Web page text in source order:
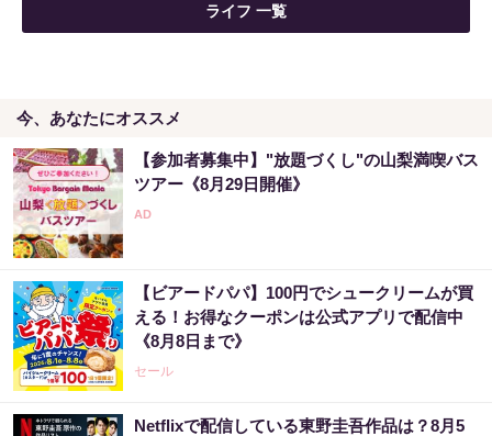
ライフ 一覧
今、あなたにオススメ
【参加者募集中】"放題づくし"の山梨満喫バス
ツアー《8月29日開催》
【ビアードパパ】100円でシュークリームが買
える！お得なクーポンは公式アプリで配信中
《8月8日まで》
セール
Netflixで配信している東野圭吾作品は？8月5